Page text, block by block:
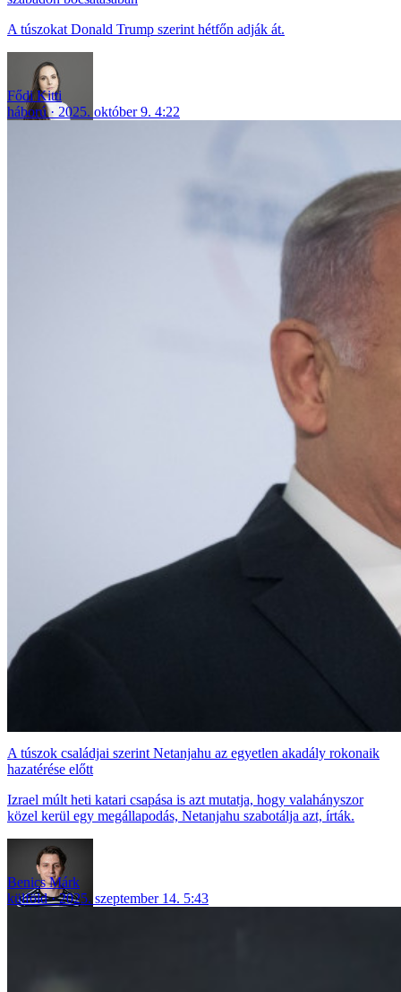
A túszokat Donald Trump szerint hétfőn adják át.
Fődi Kitti
háború
2025. október 9. 4:22
A túszok családjai szerint Netanjahu az egyetlen akadály rokonaik
hazatérése előtt
Izrael múlt heti katari csapása is azt mutatja, hogy valahányszor
közel kerül egy megállapodás, Netanjahu szabotálja azt, írták.
Benics Márk
külföld
2025. szeptember 14. 5:43